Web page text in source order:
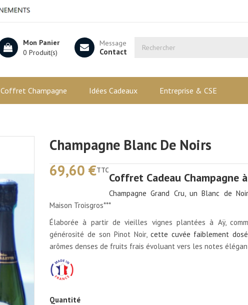
Message
Contact
Mon Panier
0 Produit(s)
Coffret Champagne Idées Cadeaux Entreprise & CSE
Champagne Blanc De Noirs
69,60 €TTC
Coffret Cadeau Champagne
Champagne Grand Cru, un Blanc de
Maison Troisgros***
Élaborée à partir de vieilles vignes plantées à Aÿ,
générosité de son Pinot Noir, cette cuvée faiblement
arômes denses de fruits frais évoluant vers les notes
Quantité